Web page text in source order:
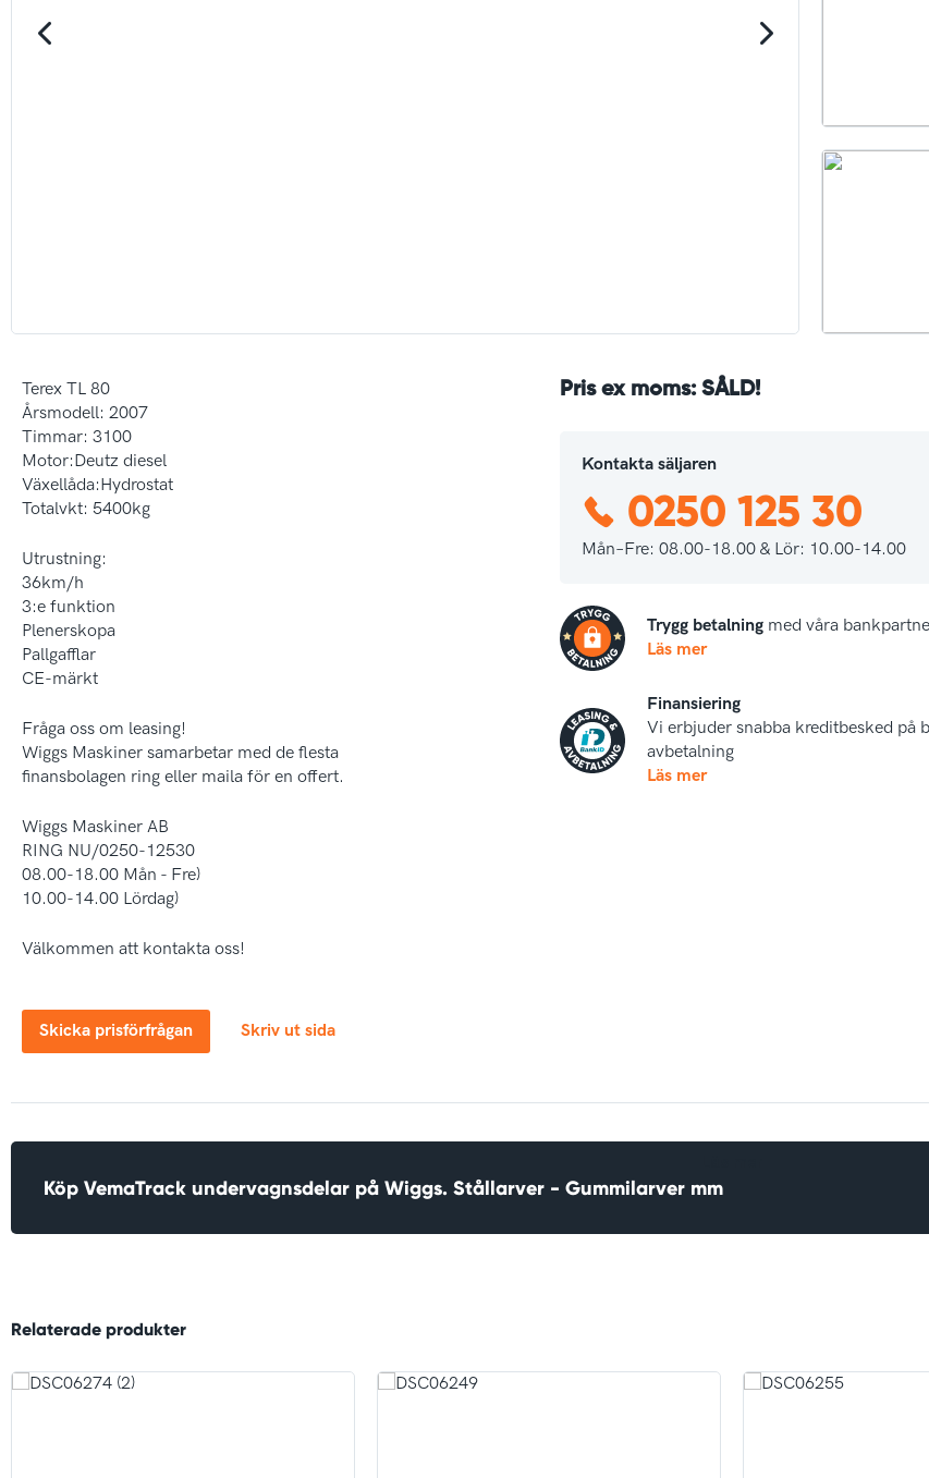
Slaghack
Skopor
Terex TL 80
Årsmodell: 2007
Timmar: 3100
Motor:Deutz diesel
Växellåda:Hydrostat
Totalvkt: 5400kg
Utrustning:
36km/h
3:e funktion
Plenerskopa
Pallgafflar
CE-märkt
Fråga oss om leasing!
Wiggs Maskiner samarbetar med de flesta
finansbolagen ring eller maila för en offert.
Wiggs Maskiner AB
RING NU/0250-12530
08.00-18.00 Mån - Fre)
10.00-14.00 Lördag)
Välkommen att kontakta oss!
Skicka prisförfrågan Skriv ut sida
Pris ex moms: SÅLD!
Kontakta säljaren
0250 125 30
Mån–Fre: 08.00-18.00 & Lör: 10.00-14.00
Trygg betalningmed våra
Läs mer
Finansiering
Vi erbjuder snabba kreditbesked på
avbetalning
Läs mer
Köp VemaTrack undervagnsdelar på Wiggs. Stållarver - Gummilarver mm
Relaterade produkter